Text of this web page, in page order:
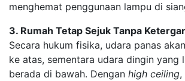
menghemat penggunaan lampu di
3. Rumah Tetap Sejuk Tanpa
Secara hukum fisika, udara panas
ke atas, sementara udara dingin yang
berada di bawah. Dengan high ceiling,